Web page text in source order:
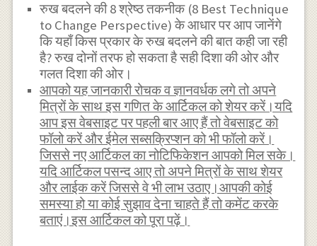
रुख बदलने की 8 श्रेष्ठ तकनीक (8 Best Technique
to Change Perspective) के आधार पर आप जानेंगे
कि यहाँ किस प्रकार के रुख बदलने की बात कही जा रही
है? रुख दोनों तरफ हो सकता है सही दिशा की ओर और
गलत दिशा की ओर।
आपको यह जानकारी रोचक व ज्ञानवर्धक लगे तो अपने
मित्रों के साथ इस गणित के आर्टिकल को शेयर करें।यदि
आप इस वेबसाइट पर पहली बार आए हैं तो वेबसाइट को
फॉलो करें और ईमेल सब्सक्रिप्शन को भी फॉलो करें।
जिससे नए आर्टिकल का नोटिफिकेशन आपको मिल सके।
यदि आर्टिकल पसन्द आए तो अपने मित्रों के साथ शेयर
और लाईक करें जिससे वे भी लाभ उठाए।आपकी कोई
समस्या हो या कोई सुझाव देना चाहते हैं तो कमेंट करके
बताएं।इस आर्टिकल को पूरा पढ़ें।